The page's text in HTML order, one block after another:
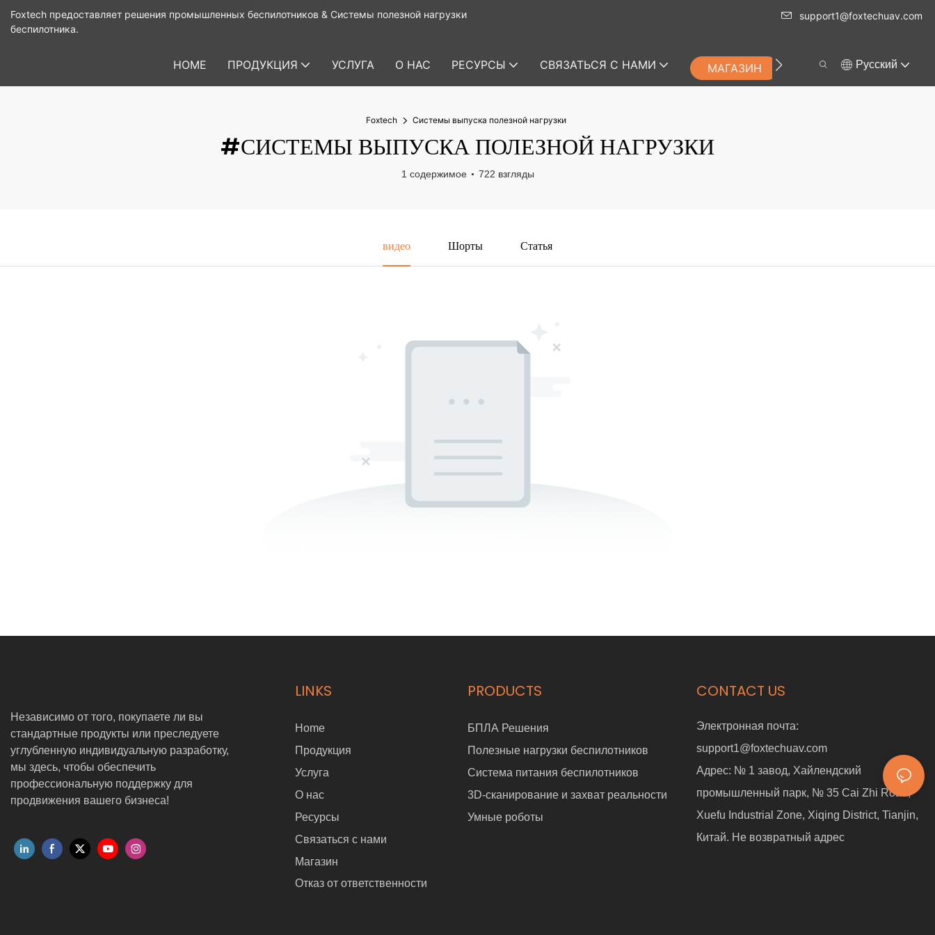
Foxtech предоставляет решения промышленных беспилотников & Системы полезной нагрузки
беспилотника.
support1@foxtechuav.com
HOME ПРОДУКЦИЯ УСЛУГА О НАС РЕСУРСЫ СВЯЗАТЬСЯ С НАМИ МАГАЗИН Pусский
Foxtech Системы выпуска полезной нагрузки
#СИСТЕМЫ ВЫПУСКА ПОЛЕЗНОЙ НАГРУЗКИ
1 содержимое 722 взгляды
видео Шорты Статья
Независимо от того, покупаете ли вы
стандартные продукты или преследуете
углубленную индивидуальную разработку,
мы здесь, чтобы обеспечить
профессиональную поддержку для
продвижения вашего бизнеса!
LINKS
Home
Продукция
Услуга
О нас
Ресурсы
Связаться с нами
Магазин
Отказ от ответственности
PRODUCTS
БПЛА Решения
Полезные нагрузки беспилотников
Система питания беспилотников
3D-сканирование и захват реальности
Умные роботы
CONTACT US
Электронная почта:
support1@foxtechuav.com
Адрес: № 1 завод, Хайлендский
промышленный парк, № 35 Cai Zhi Road,
Xuefu Industrial Zone, Xiqing District, Tianjin,
Китай. Не возвратный адрес